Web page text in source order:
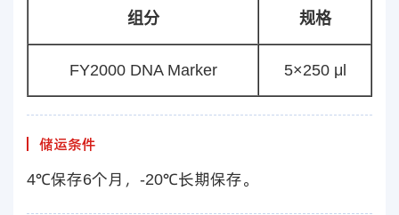
组分 规格
FY2000 DNA Marker 5×250 μl
储运条件
4℃保存6个月，-20℃长期保存。